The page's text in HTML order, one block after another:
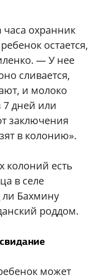
часа охранник
остается,
— У нее
сливается,
и молоко
7 дней или
заключения
в колонию».
колоний есть
в селе
ли Бахмину
роддом.
может